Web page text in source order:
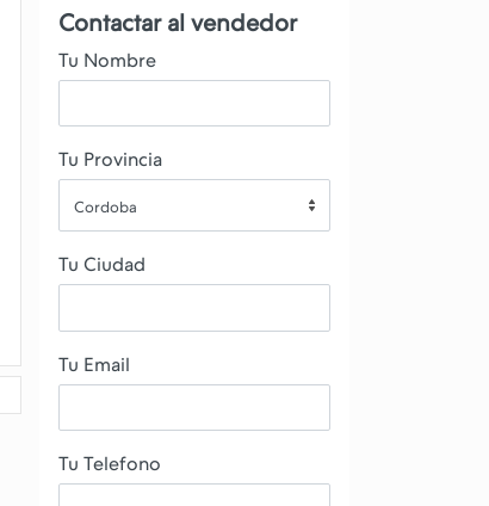
Contactar al vendedor
Tu Nombre
Tu Provincia
Cordoba
Tu Ciudad
Tu Email
Tu Telefono